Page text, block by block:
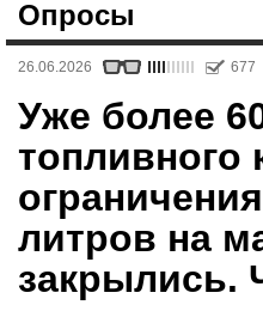
Опросы
26.06.2026 677
Уже более
топливного
литров на
закрылись.